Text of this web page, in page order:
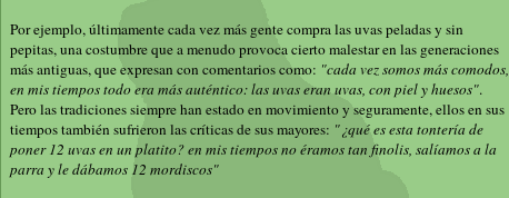
Por ejemplo, últimamente cada vez más gente compra las uvas peladas y sin
pepitas, una costumbre que a menudo provoca cierto malestar en las generaciones
más antiguas, que expresan con comentarios como: "cada vez somos más comodos,
en mis tiempos todo era más auténtico: las uvas eran uvas, con piel y huesos".
Pero las tradiciones siempre han estado en movimiento y seguramente, ellos en sus
tiempos también sufrieron las críticas de sus mayores: "¿qué es esta tontería de
poner 12 uvas en un platito? en mis tiempos no éramos tan finolis, salíamos a la
parra y le dábamos 12 mordiscos"